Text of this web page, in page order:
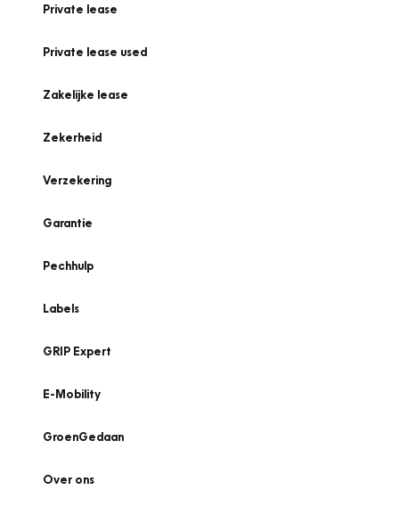
Private lease
Private lease used
Zakelijke lease
Zekerheid
Verzekering
Garantie
Pechhulp
Labels
GRIP Expert
E-Mobility
GroenGedaan
Over ons